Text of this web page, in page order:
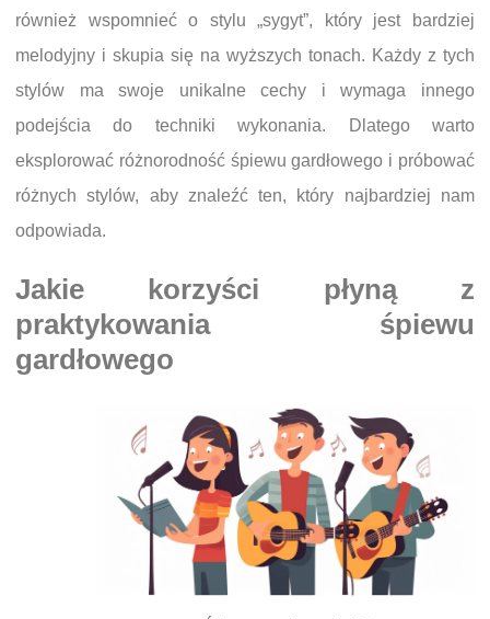
również wspomnieć o stylu „sygyt”, który jest bardziej
melodyjny i skupia się na wyższych tonach. Każdy z tych
stylów ma swoje unikalne cechy i wymaga innego
podejścia do techniki wykonania. Dlatego warto
eksplorować różnorodność śpiewu gardłowego i próbować
różnych stylów, aby znaleźć ten, który najbardziej nam
odpowiada.
Jakie korzyści płyną z
praktykowania śpiewu
gardłowego